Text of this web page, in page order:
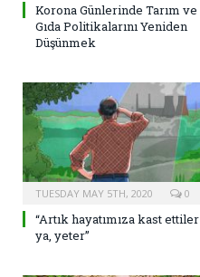
Korona Günlerinde Tarım ve
Gıda Politikalarını Yeniden
Düşünmek
TUESDAY MAY 5TH, 2020 0
“Artık hayatımıza kast ettiler
ya, yeter”